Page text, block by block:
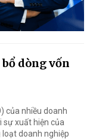
bổ dòng vốn
của nhiều doanh
sự xuất hiện của
loạt doanh nghiệp